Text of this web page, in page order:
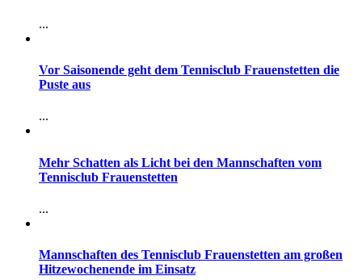
...
Vor Saisonende geht dem Tennisclub Frauenstetten die
Puste aus
...
Mehr Schatten als Licht bei den Mannschaften vom
Tennisclub Frauenstetten
...
Mannschaften des Tennisclub Frauenstetten am großen
Hitzewochenende im Einsatz